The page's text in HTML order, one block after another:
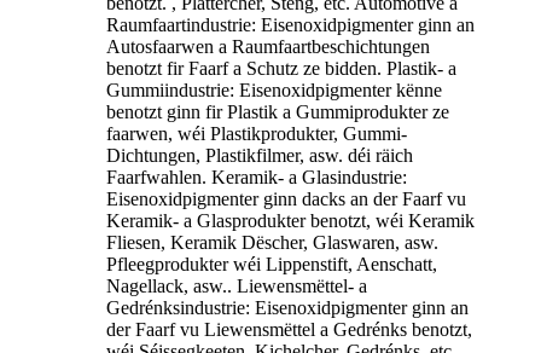
Raumfaartindustrie: Eisenoxidpigmenter ginn an
Autosfaarwen a Raumfaartbeschichtungen
benotzt fir Faarf a Schutz ze bidden. Plastik- a
Gummiindustrie: Eisenoxidpigmenter kënne
benotzt ginn fir Plastik a Gummiprodukter ze
faarwen, wéi Plastikprodukter, Gummi-
Dichtungen, Plastikfilmer, asw. déi räich
Faarfwahlen. Keramik- a Glasindustrie:
Eisenoxidpigmenter ginn dacks an der Faarf vu
Keramik- a Glasprodukter benotzt, wéi Keramik
Fliesen, Keramik Dëscher, Glaswaren, asw.
Pfleegprodukter wéi Lippenstift, Aenschatt,
Nagellack, asw.. Liewensmëttel- a
Gedrénksindustrie: Eisenoxidpigmenter ginn an
der Faarf vu Liewensmëttel a Gedrénks benotzt,